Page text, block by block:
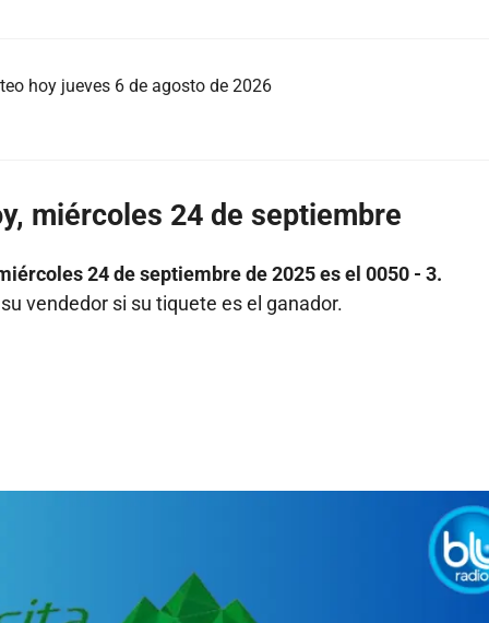
hoy jueves 6 de agosto de 2026
miércoles 24 de septiembre
24 de septiembre de 2025 es el 0050 - 3.
vendedor si su tiquete es el ganador.